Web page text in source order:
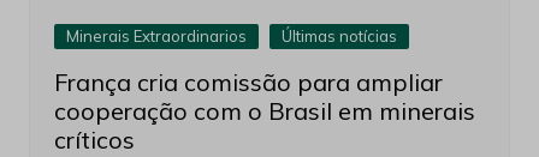
Minerais Extraordinarios Últimas notícias
França cria comissão para ampliar
cooperação com o Brasil em minerais
críticos